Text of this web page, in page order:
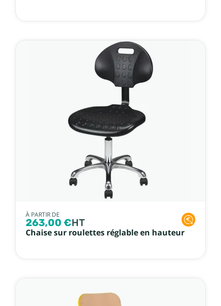
À PARTIR DE
263,00 €HT
Chaise sur roulettes réglable en hauteur